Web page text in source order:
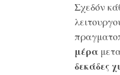
Σχεδόν
μέρα
δεκάδες